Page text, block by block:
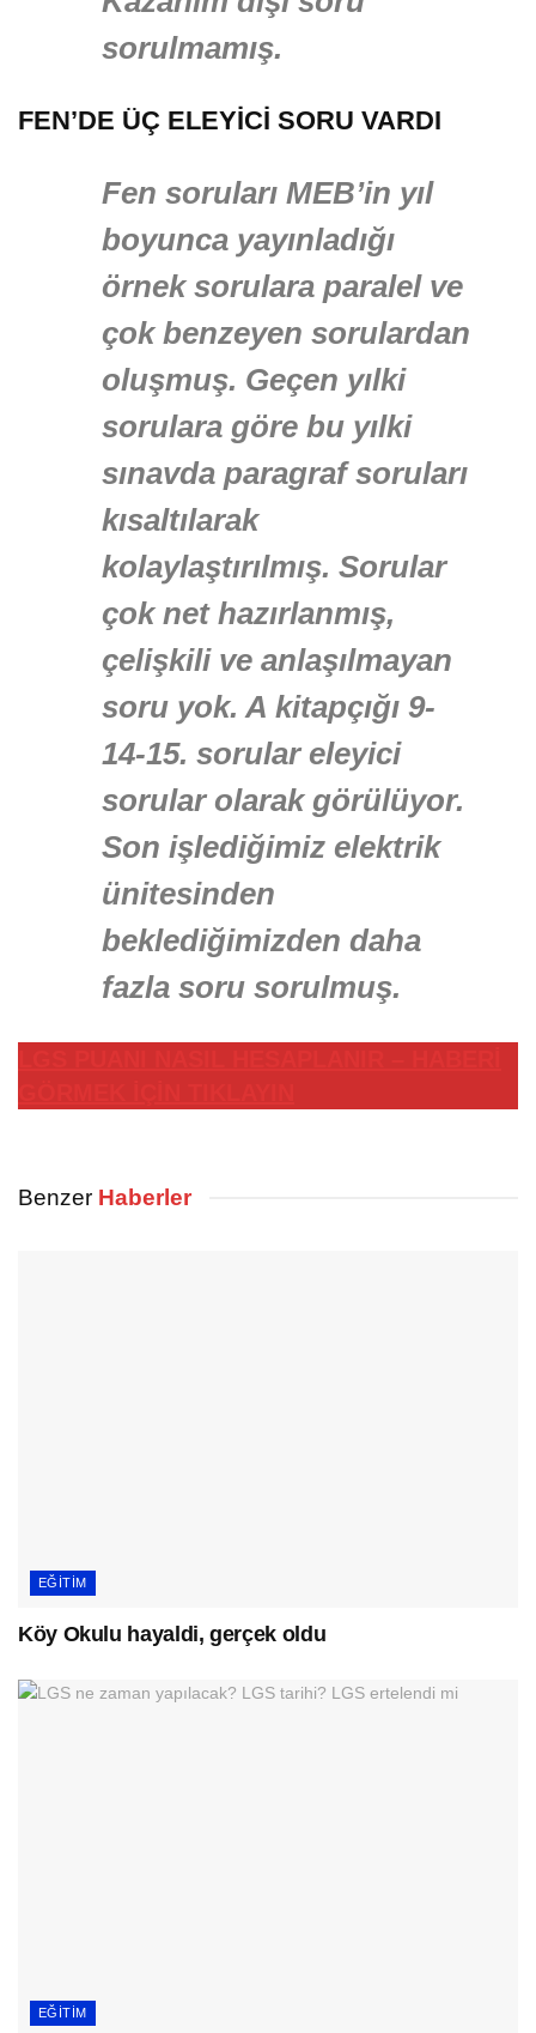
sorulmamış.
FEN’DE ÜÇ ELEYİCİ SORU VARDI
Fen soruları MEB’in yıl
boyunca yayınladığı
örnek sorulara paralel ve
çok benzeyen sorulardan
oluşmuş. Geçen yılki
sorulara göre bu yılki
sınavda paragraf soruları
kısaltılarak
kolaylaştırılmış. Sorular
çok net hazırlanmış,
çelişkili ve anlaşılmayan
soru yok. A kitapçığı 9-
14-15. sorular eleyici
sorular olarak görülüyor.
Son işlediğimiz elektrik
ünitesinden
beklediğimizden daha
fazla soru sorulmuş.
Benzer Haberler
EĞITIM
Köy Okulu hayaldi, gerçek oldu
EĞITIM